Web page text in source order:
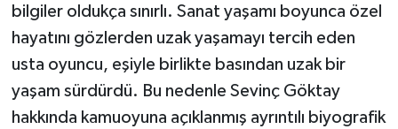
bilgiler oldukça sınırlı. Sanat yaşamı boyunca özel
hayatını gözlerden uzak yaşamayı tercih eden
usta oyuncu, eşiyle birlikte basından uzak bir
yaşam sürdürdü. Bu nedenle Sevinç Göktay
hakkında kamuoyuna açıklanmış ayrıntılı biyografik